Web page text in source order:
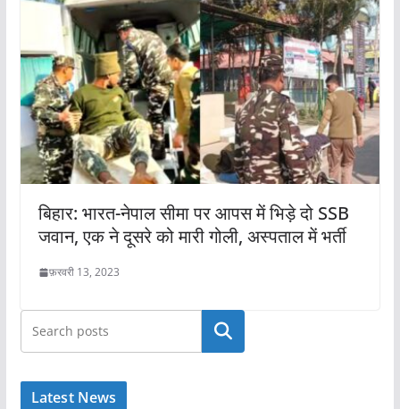
बिहार: भारत-नेपाल सीमा पर आपस में भिड़े दो SSB
जवान, एक ने दूसरे को मारी गोली, अस्पताल में भर्ती
फ़रवरी 13, 2023
खोजें
Latest News